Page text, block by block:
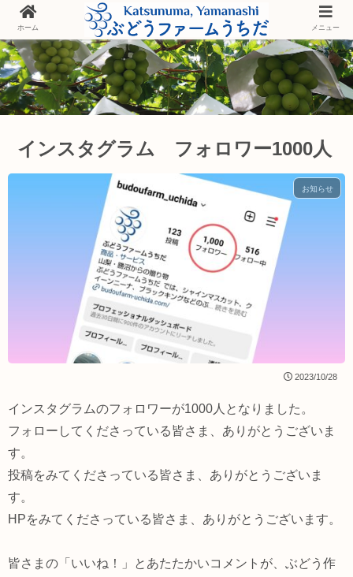
インスタグラム フォロワー1000人
お知らせ
2023/10/28
インスタグラムのフォロワーが1000人となりました。
フォローしてくださっている皆さま、ありがとうございま
す。
投稿をみてくださっている皆さま、ありがとうございま
す。
HPをみてくださっている皆さま、ありがとうございます。
皆さまの「いいね！」とあたたかいコメントが、ぶどう作
ホーム メニュー